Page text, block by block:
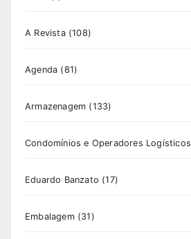
A Revista(108)
Agenda (81)
Armazenagem (133)
Condomínios e Operadores Logísticos
Eduardo Banzato (17)
Embalagem(31)